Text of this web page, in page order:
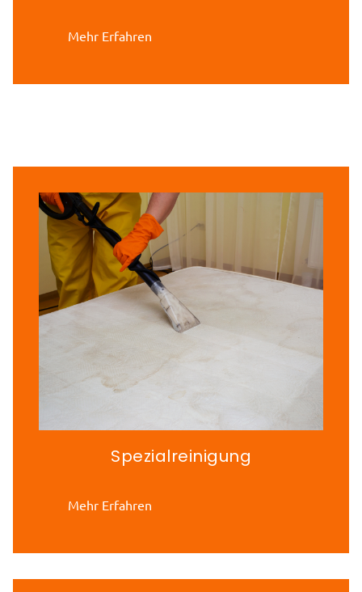
Mehr Erfahren
Spezialreinigung
Mehr Erfahren